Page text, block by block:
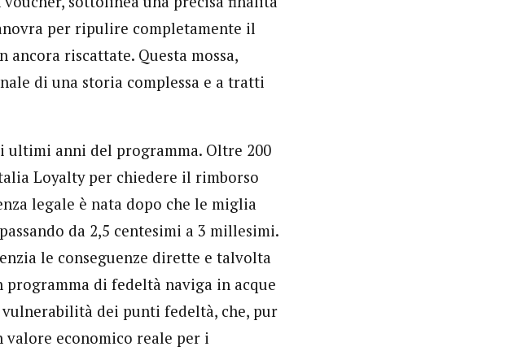
per ripulire completamente il
riscattate. Questa mossa,
di una storia complessa e a tratti
anni del programma. Oltre 200
Loyalty per chiedere il rimborso
legale è nata dopo che le miglia
da 2,5 centesimi a 3 millesimi.
le conseguenze dirette e talvolta
programma di fedeltà naviga in acque
dei punti fedeltà, che, pur
valore economico reale per i